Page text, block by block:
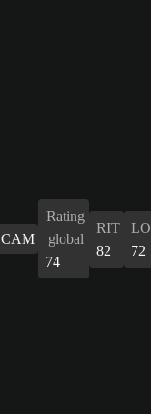
CAM
Rating
global
74
RIT
82
72